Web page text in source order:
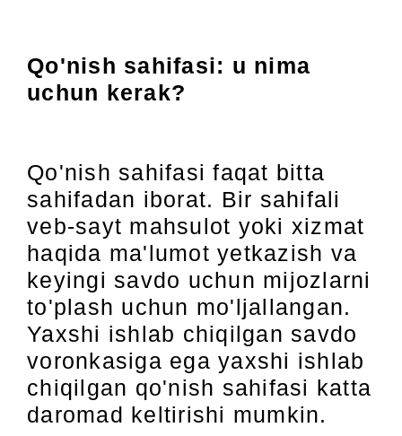
Qo'nish sahifasi: u nima
uchun kerak?
Qo'nish sahifasi faqat bitta
sahifadan iborat. Bir sahifali
veb-sayt mahsulot yoki xizmat
haqida ma'lumot yetkazish va
keyingi savdo uchun mijozlarni
to'plash uchun mo'ljallangan.
Yaxshi ishlab chiqilgan savdo
voronkasiga ega yaxshi ishlab
chiqilgan qo'nish sahifasi katta
daromad keltirishi mumkin.